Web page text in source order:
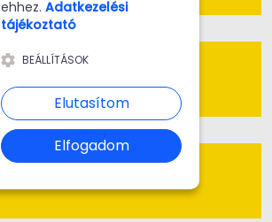
ehhez. Adatkezelési
tájékoztató
BEÁLLÍTÁSOK
Elutasítom
Elfogadom